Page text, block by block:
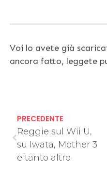
Voi lo avete già
ancora fatto, leggete
PRECEDENTE
Reggie sul Wii U,
su Iwata, Mother 3
e tanto altro